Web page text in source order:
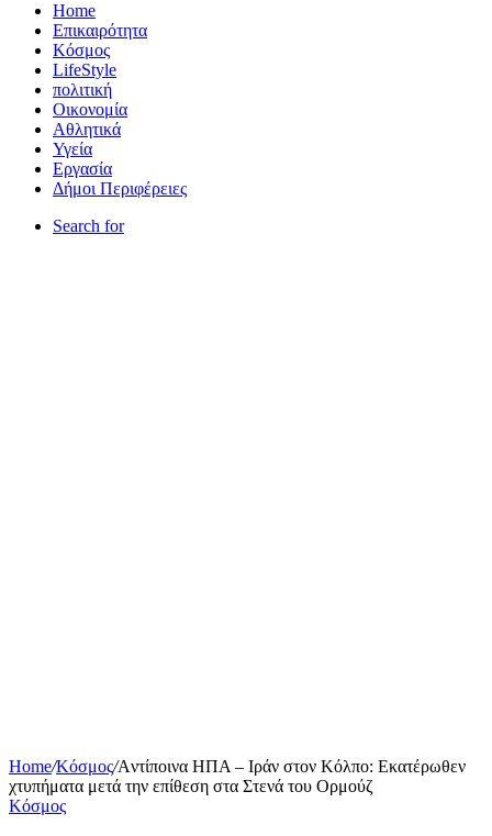
Home
Επικαιρότητα
Κόσμος
LifeStyle
πολιτική
Οικονομία
Αθλητικά
Υγεία
Εργασία
Δήμοι Περιφέρειες
Search for
Home/Κόσμος/Aντίποινα ΗΠΑ – Ιράν στον Κόλπο: Εκατέρωθεν
χτυπήματα μετά την επίθεση στα Στενά του Ορμούζ
Κόσμος